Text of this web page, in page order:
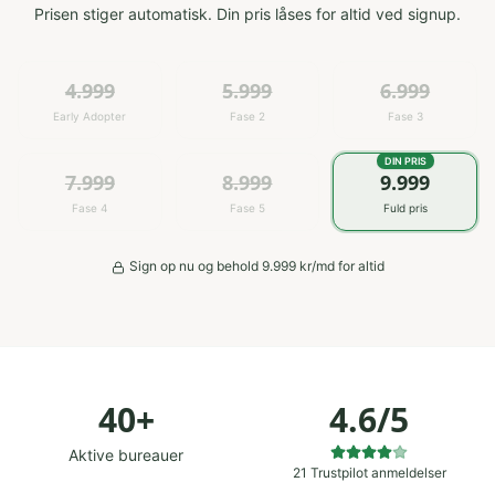
Prisen stiger automatisk. Din pris låses for altid ved signup.
4.999
Early Adopter
5.999
Fase 2
6.999
Fase 3
7.999
Fase 4
8.999
Fase 5
DIN PRIS
9.999
Fuld pris
Sign op nu og behold 9.999kr/md for altid
40+
Aktive bureauer
4.6/5
21 Trustpilot anmeldelser